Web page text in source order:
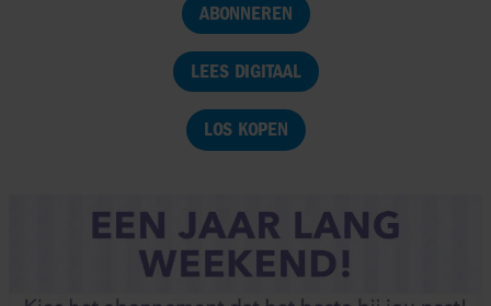
ABONNEREN
LEES DIGITAAL
LOS KOPEN